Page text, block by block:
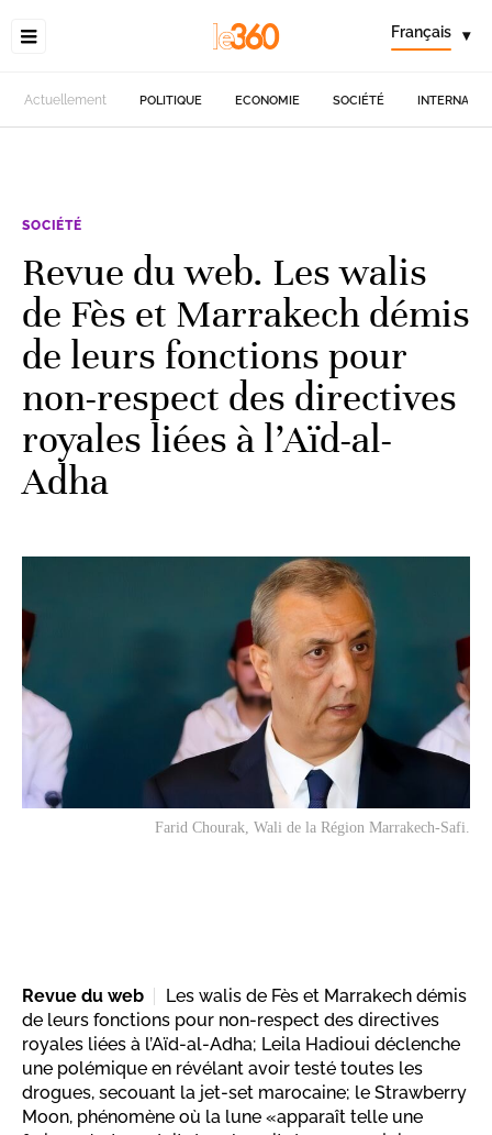
Français ▾
Actuellement POLITIQUE ECONOMIE SOCIÉTÉ
SOCIÉTÉ
Revue du web. Les walis
de Fès et Marrakech démis
de leurs fonctions pour
non-respect des directives
royales liées à l’Aïd-al-
Adha
Farid Chourak, Wali de la Région Marrakech-Safi.
Revue du web
Les walis de Fès et Marrakech démis
de leurs fonctions pour non-respect des directives
royales liées à l’Aïd-al-Adha; Leila Hadioui déclenche
une polémique en révélant avoir testé toutes les
drogues, secouant la jet-set marocaine; le Strawberry
Moon, phénomène où la lune «apparaît telle une